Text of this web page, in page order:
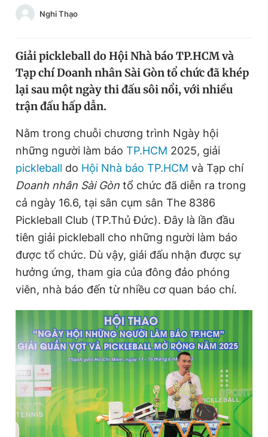
Chào ngày mới
Video Magazine
Sản phẩm khác
Tiện ích Bạn cần biết
Thông tin tòa soạn Liên hệ quảng cáo
Đọc Thanh Niên trên điện thoại
Theo dõi báo trên
Hotline
0906 645 777
Liên hệ quảng cáo
0908 780 404
Đặt báo Quảng cáo RSS Tòa soạn Chính sách bảo
Nghi Thạo
Giải pickleball do Hội Nhà báo TP.HCM và
Tạp chí Doanh nhân Sài Gòn tổ chức đã khép
lại sau một ngày thi đấu sôi nổi, với nhiều
trận đấu hấp dẫn.
Nằm trong chuỗi chương trình Ngày hội
những người làm báo TP.HCM 2025, giải
pickleball do Hội Nhà báo TP.HCM và Tạp chí
Doanh nhân Sài Gòn tổ chức đã diễn ra trong
cả ngày 16.6, tại sân cụm sân The 8386
Pickleball Club (TP.Thủ Đức). Đây là lần đầu
tiên giải pickleball cho những người làm báo
được tổ chức. Dù vậy, giải đấu nhận được sự
hưởng ứng, tham gia của đông đảo phóng
viên, nhà báo đến từ nhiều cơ quan báo chí.